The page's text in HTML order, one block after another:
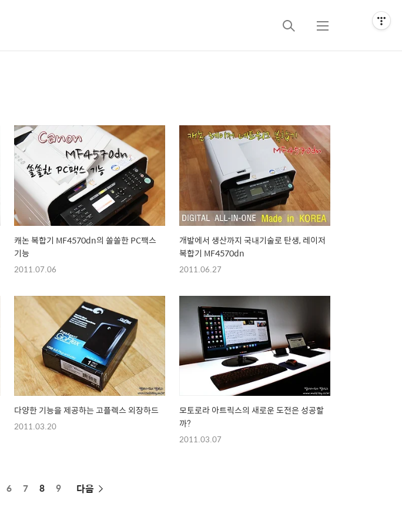
검
메
캐논 복합기 MF4570dn의 쏠쏠한 PC팩스
기능
2011.07.06
개발에서 생산까지 국내기술로 탄생, 레이저
복합기 MF4570dn
2011.06.27
다양한 기능을 제공하는 고플렉스 외장하드
2011.03.20
모토로라 아트릭스의 새로운 도전은 성공할
까?
2011.03.07
페
6 7 8 9 다음